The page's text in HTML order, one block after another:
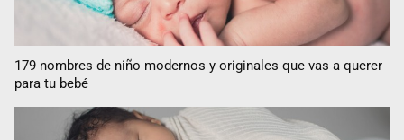
179 nombres de niño modernos y originales que vas a querer
para tu bebé